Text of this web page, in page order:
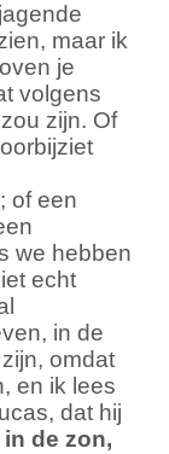
maar ik
je
volgens
zijn. Of
of een
we hebben
echt
in de
omdat
en ik lees
dat hij
de zon,